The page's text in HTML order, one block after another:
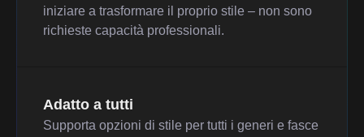
iniziare a trasformare il proprio stile – non sono
richieste capacità professionali.
Adatto a tutti
Supporta opzioni di stile per tutti i generi e fasce